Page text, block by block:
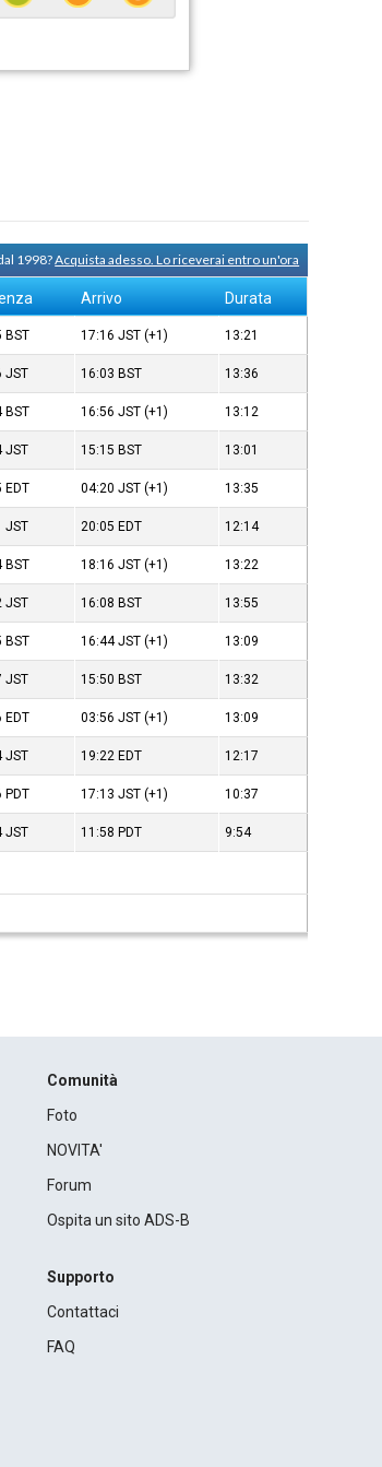
1998?Acquista adesso. Lo riceverai entro un'ora
Arrivo Durata
BST 17:16JST (+1) 13:21
JST 16:03 BST 13:36
BST 16:56JST (+1) 13:12
JST 15:15 BST 13:01
EDT 04:20JST (+1) 13:35
JST 20:05 EDT 12:14
BST 18:16JST (+1) 13:22
JST 16:08 BST 13:55
BST 16:44JST (+1) 13:09
JST 15:50 BST 13:32
EDT 03:56JST (+1) 13:09
JST 19:22 EDT 12:17
PDT 17:13JST (+1) 10:37
JST 11:58 PDT 9:54
Comunità
Foto
NOVITA'
Forum
Ospita un sito ADS-B
Supporto
Contattaci
FAQ